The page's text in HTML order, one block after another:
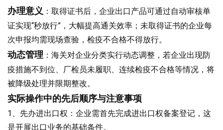
办理意义 ：取得证书后，企业出口产品可通过自动审核单
证实现“秒放行”，大幅提高通关效率；未取得证书的企业每
次申报均需现场查验，检疫不合格不得放行。
动态管理 ：海关对企业分类实行动态调整，若企业出现防
疫措施不到位、厂检员未履职、连续检疫不合格等情况，将
被降级处理并限期整改。
实际操作中的先后顺序与注意事项
1、先办进出口权：企业需首先完成进出口权备案登记，这
是开展出口业务的基础条件。